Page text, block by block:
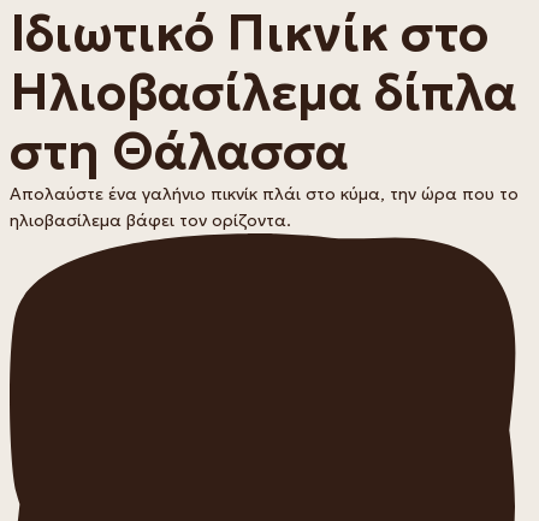
Ιδιωτικό Πικνίκ στο
Ηλιοβασίλεμα δίπλα
στη Θάλασσα
Απολαύστε ένα γαλήνιο πικνίκ πλάι στο κύμα, την ώρα που το
ηλιοβασίλεμα βάφει τον ορίζοντα.